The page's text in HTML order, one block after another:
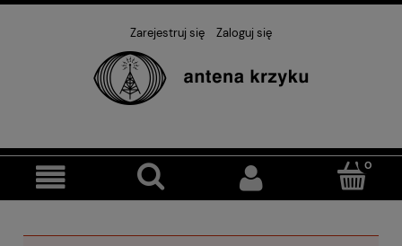
Zarejestruj się Zaloguj się